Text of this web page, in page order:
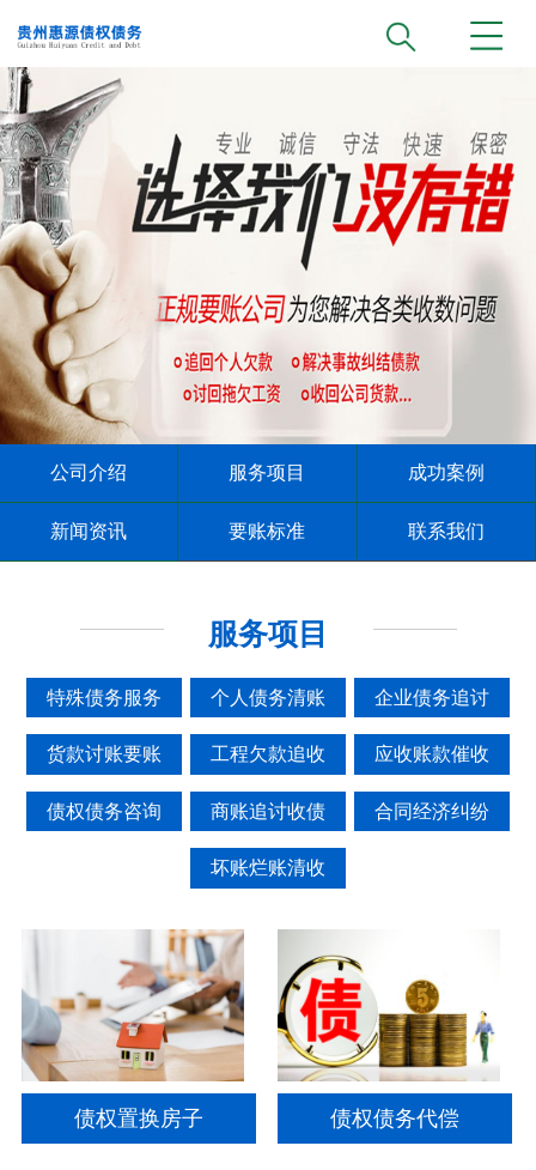
公司介绍 服务项目 成功案例
新闻资讯 要账标准 联系我们
服务项目
特殊债务服务 个人债务清账 企业债务追讨
货款讨账要账 工程欠款追收 应收账款催收
债权债务咨询 商账追讨收债 合同经济纠纷
坏账烂账清收
债权置换房子 债权债务代偿